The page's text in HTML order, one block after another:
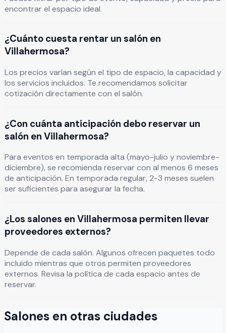
encontrar el espacio ideal.
¿Cuánto cuesta rentar un salón en
Villahermosa?
Los precios varían según el tipo de espacio, la capacidad y
los servicios incluidos. Te recomendamos solicitar
cotización directamente con el salón.
¿Con cuánta anticipación debo reservar un
salón en Villahermosa?
Para eventos en temporada alta (mayo-julio y noviembre-
diciembre), se recomienda reservar con al menos 6 meses
de anticipación. En temporada regular, 2-3 meses suelen
ser suficientes para asegurar la fecha.
¿Los salones en Villahermosa permiten llevar
proveedores externos?
Depende de cada salón. Algunos ofrecen paquetes todo
incluido mientras que otros permiten proveedores
externos. Revisa la política de cada espacio antes de
reservar.
Salones en otras ciudades